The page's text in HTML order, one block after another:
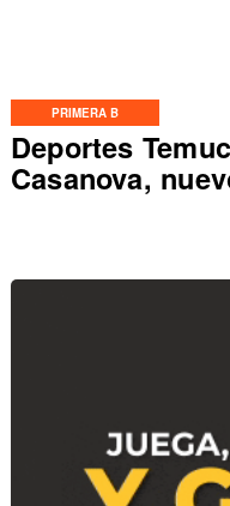
PRIMERA B
Deportes
Casanova,